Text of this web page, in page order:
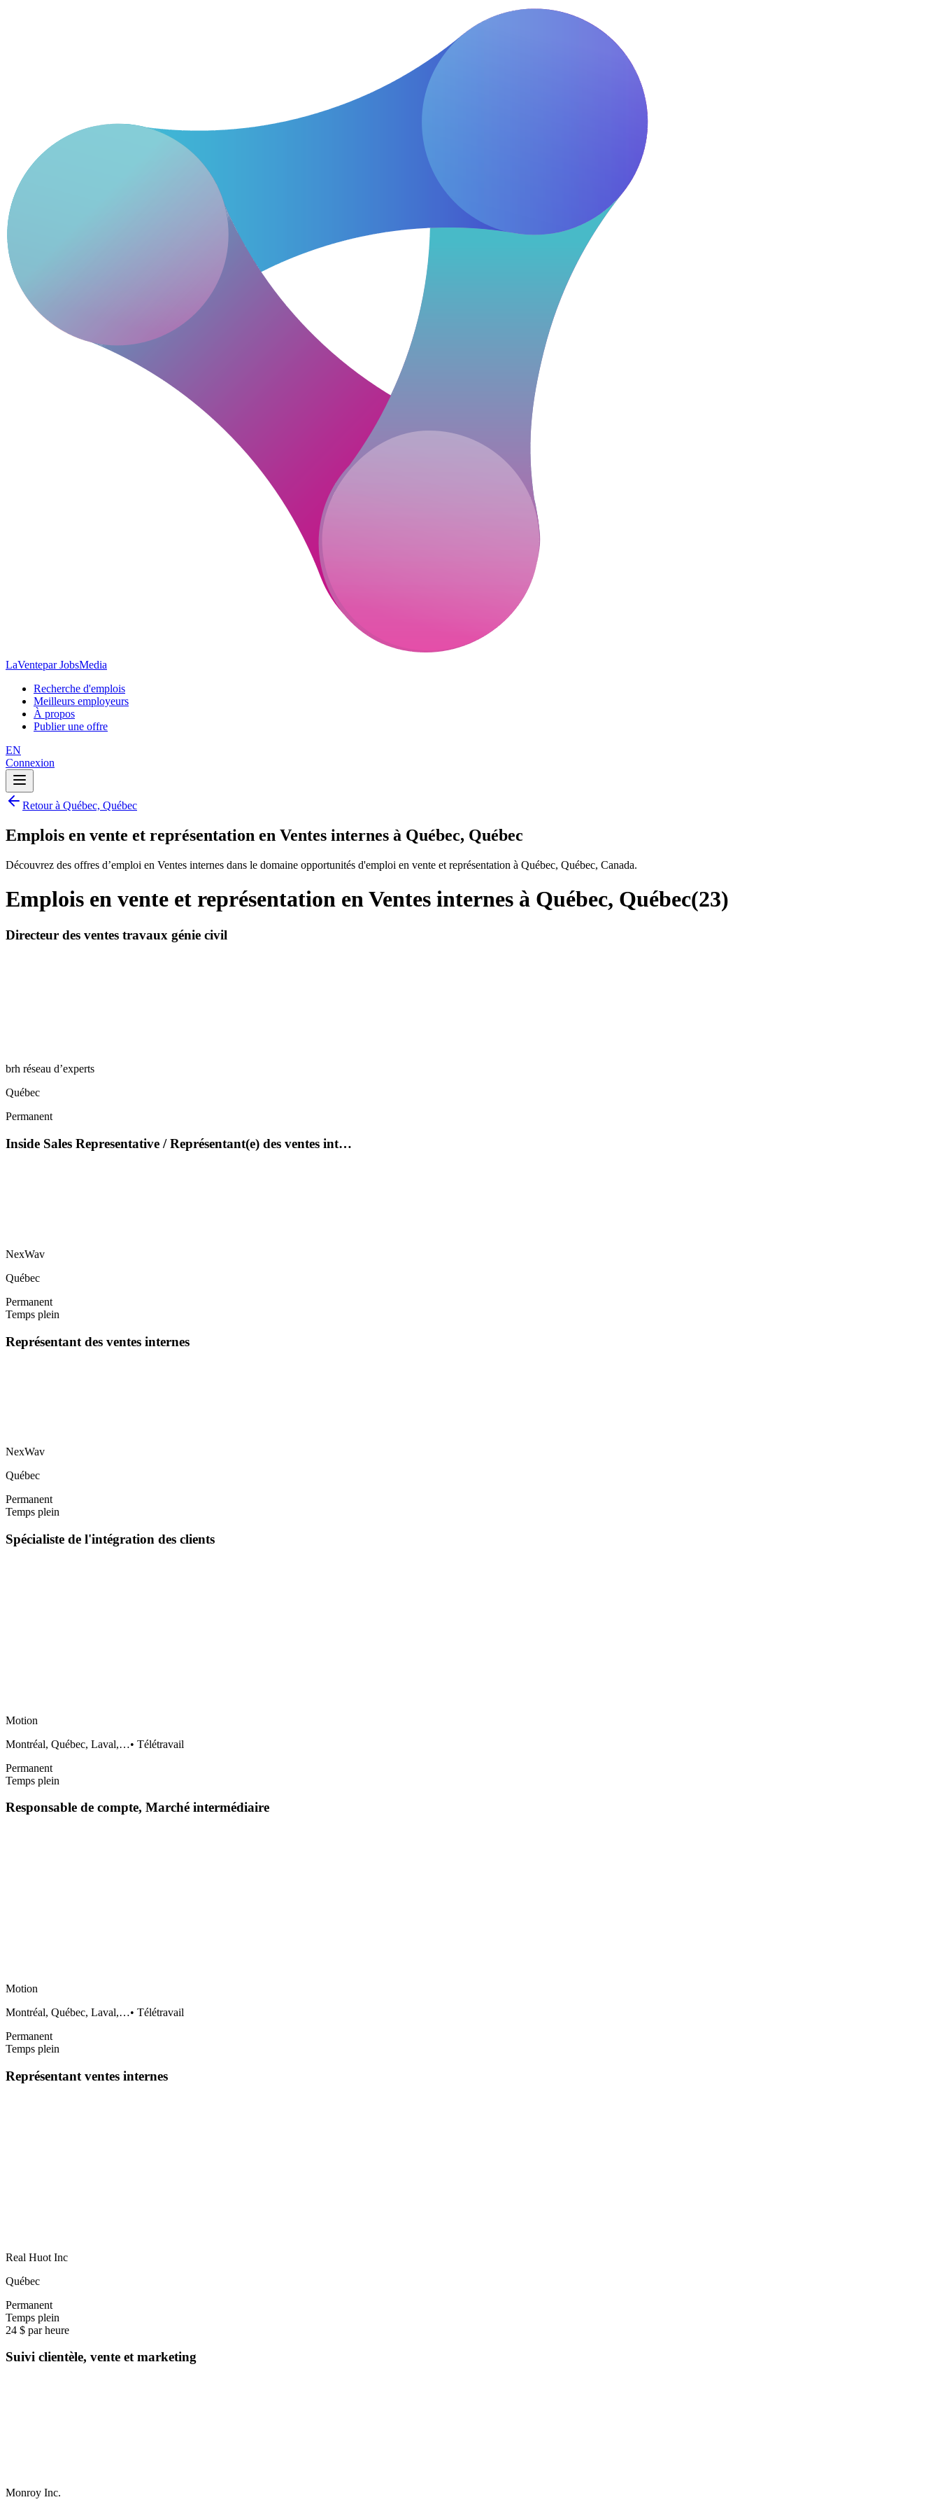
LaVentepar JobsMedia
Recherche d'emplois
Meilleurs employeurs
À propos
Publier une offre
EN
Connexion
Retour à Québec, Québec
Emplois en vente et représentation en Ventes internes à Québec, Québec
Découvrez des offres d’emploi en Ventes internes dans le domaine opportunités d'emploi en vente et représentation à Québec, Québec, Canada.
Emplois en vente et représentation en Ventes internes à Québec, Québec(23)
Directeur des ventes travaux génie civil
brh réseau d’experts
Québec
Permanent
Inside Sales Representative / Représentant(e) des ventes int…
NexWav
Québec
Permanent
Temps plein
Représentant des ventes internes
NexWav
Québec
Permanent
Temps plein
Spécialiste de l'intégration des clients
Motion
Montréal, Québec, Laval,…• Télétravail
Permanent
Temps plein
Responsable de compte, Marché intermédiaire
Motion
Montréal, Québec, Laval,…• Télétravail
Permanent
Temps plein
Représentant ventes internes
Real Huot Inc
Québec
Permanent
Temps plein
24 $ par heure
Suivi clientèle, vente et marketing
Monroy Inc.